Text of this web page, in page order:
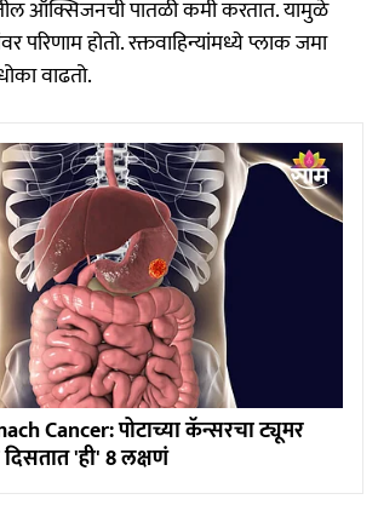
ऑक्सिजनची पातळी कमी करतात. यामुळे
परिणाम होतो. रक्तवाहिन्यांमध्ये प्लाक जमा
वाढतो.
Cancer: पोटाच्या कॅन्सरचा ट्यूमर
'ही' 8 लक्षणं